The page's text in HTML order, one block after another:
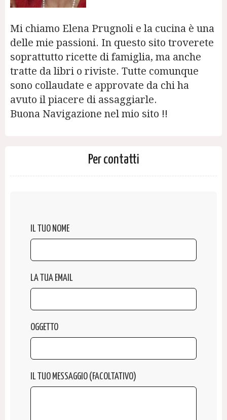
Mi chiamo Elena Prugnoli e la cucina è una
delle mie passioni. In questo sito troverete
soprattutto ricette di famiglia, ma anche
tratte da libri o riviste. Tutte comunque
sono collaudate e approvate da chi ha
avuto il piacere di assaggiarle.
Buona Navigazione nel mio sito !!
Per contatti
IL TUO NOME
LA TUA EMAIL
OGGETTO
IL TUO MESSAGGIO (FACOLTATIVO)